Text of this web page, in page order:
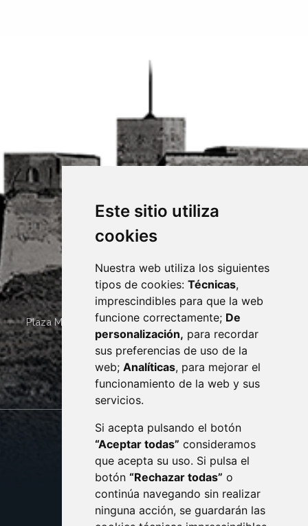
Este sitio utiliza
cookies
Nuestra web utiliza los siguientes
tipos de cookies: Técnicas,
imprescindibles para que la web
funcione correctamente; De
personalización, para recordar
sus preferencias de uso de la
web; Analíticas, para mejorar el
funcionamiento de la web y sus
servicios.
Si acepta pulsando el botón
“Aceptar todas” consideramos
que acepta su uso. Si pulsa el
botón “Rechazar todas” o
continúa navegando sin realizar
ninguna acción, se guardarán las
Plaza Mayor 4 22400 MONZÓN - ARAGÓN (ESPAÑA)
· (34) 974 400 700 ·
sac@monzon.es
monzon.es
CONTACTO
AVISO LEGAL
PROTECCIÓN DE DATOS
POLÍTICA DE COOKIES
ACCESIBILIDAD
ENLACE EXTERNO AL